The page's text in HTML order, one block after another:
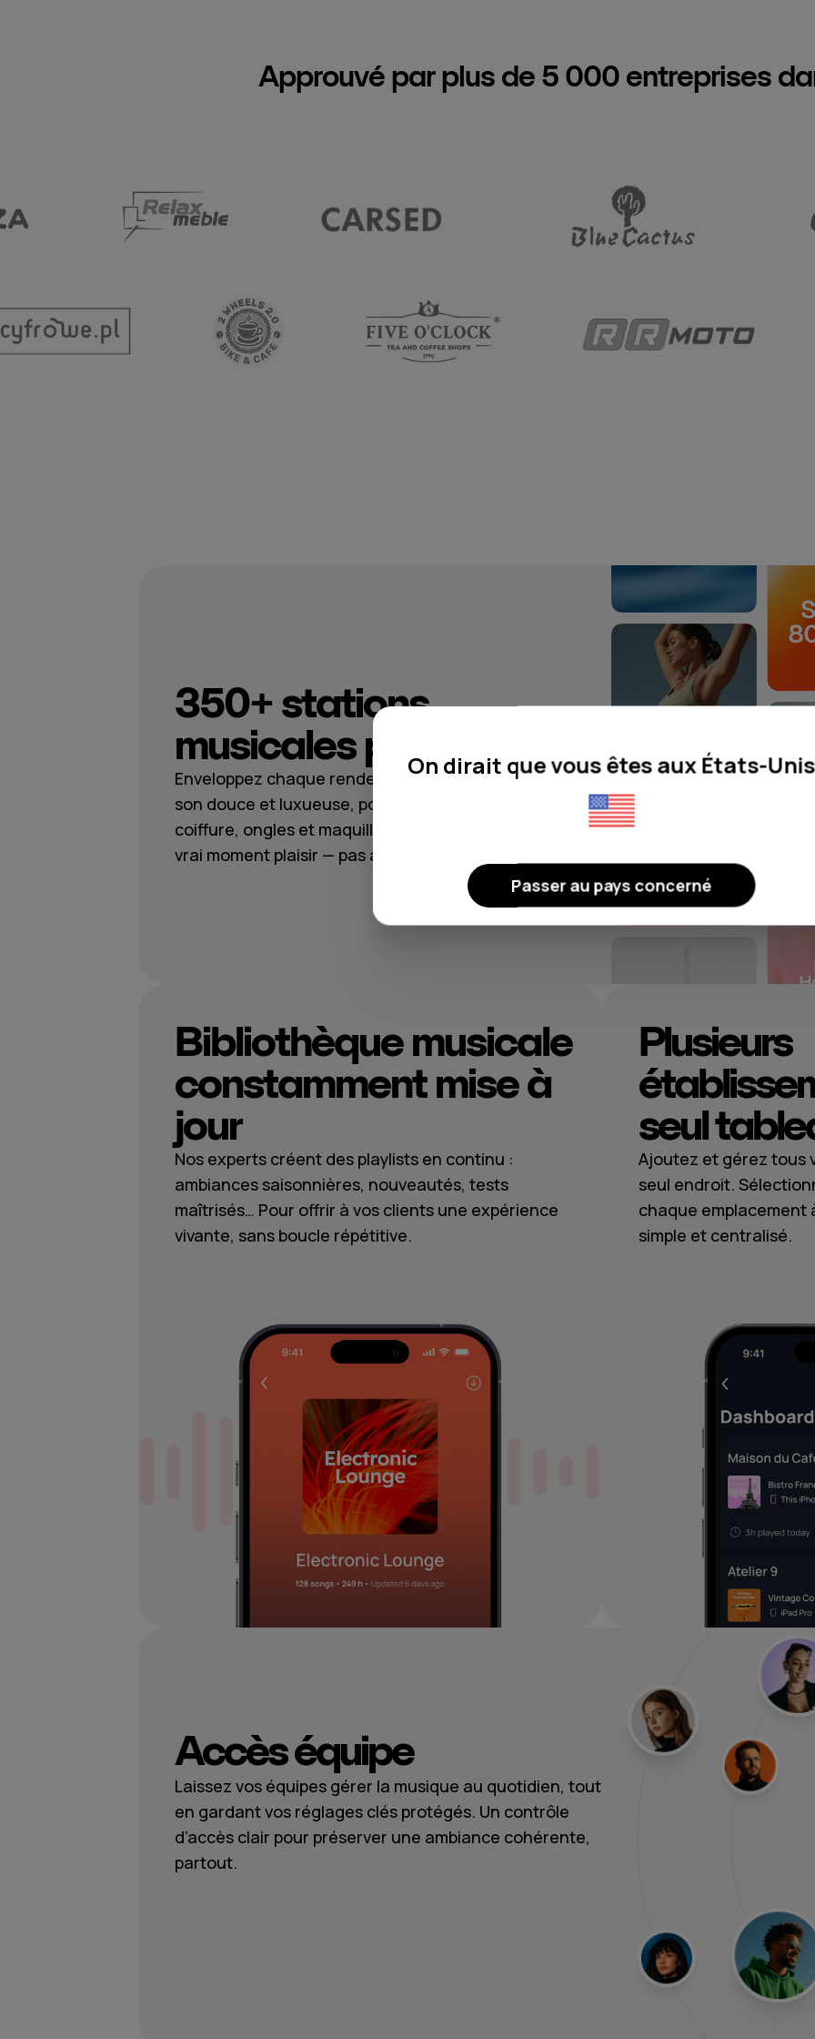
Approuvé par plus de 5 000 entreprises
350+ stations
musicales pour vous
Enveloppez chaque rendez-vous d’une bande-
son douce et luxueuse, pour que les prestations
coiffure, ongles et maquillage ressemblent à un
vrai moment plaisir — pas à une corvée.
Bibliothèque musicale
constamment mise à
jour
Nos experts créent des playlists en continu :
ambiances saisonnières, nouveautés, tests
maîtrisés… Pour offrir à vos clients une expérience
vivante, sans boucle répétitive.
Plusieurs
seul
Ajoutez et gérez tous
seul endroit.
chaque emplacement
simple et centralisé.
Accès équipe
Laissez vos équipes gérer la musique au quotidien, tout
en gardant vos réglages clés protégés. Un contrôle
d’accès clair pour préserver une ambiance cohérente,
partout.
On dirait que vous êtes aux États-Unis
Passer au pays concerné